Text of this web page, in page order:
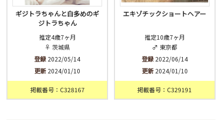
ギジトラちゃんと白多めのギ
ジトラちゃん
推定4歳7ヶ月
♀ 茨城県
登録 2022/05/14
更新 2024/01/10
掲載番号：C328167
エキゾチックショートヘアー
推定10歳7ヶ月
♂ 東京都
登録2022/06/14
更新2024/01/10
掲載番号：C329191